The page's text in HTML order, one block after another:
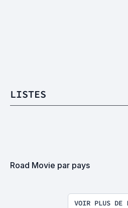
LISTES
Road Movie par pays
VOIR PLUS DE